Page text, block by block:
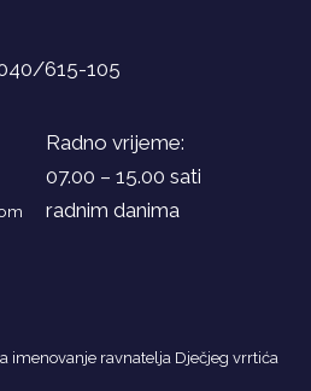
615-105
Radno vrijeme:
07.00 – 15.00 sati
radnim danima
imenovanje ravnatelja Dječjeg vrrtića